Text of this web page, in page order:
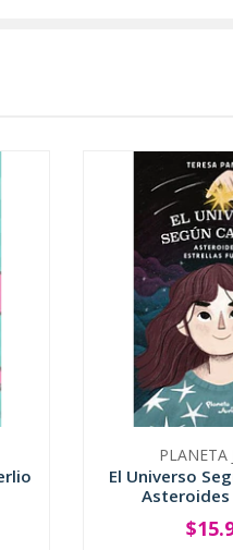
PLANETA
El Universo
Asteroides